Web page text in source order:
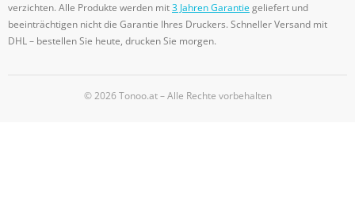
verzichten. Alle Produkte werden mit3 Jahren Garantiegeliefert und
beeinträchtigen nicht die Garantie Ihres Druckers. Schneller Versand mit
DHL – bestellen Sie heute, drucken Sie morgen.
© 2026 Tonoo.at – Alle Rechte vorbehalten